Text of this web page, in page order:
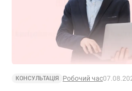
КОНСУЛЬТАЦІЯ Робочий час